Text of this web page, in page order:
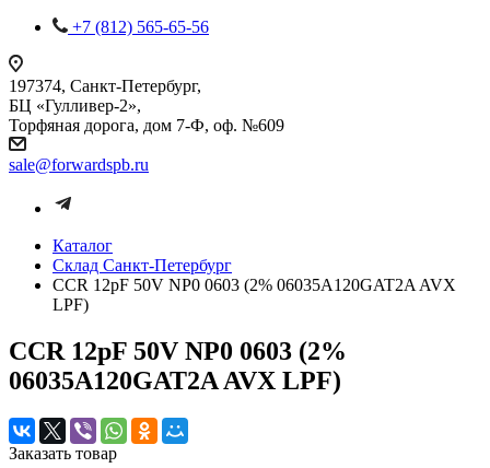
+7 (812) 565-65-56
197374, Санкт-Петербург,
БЦ «Гулливер-2»,
Торфяная дорога, дом 7-Ф, оф. №609
sale@forwardspb.ru
Каталог
Cклад Санкт-Петербург
CCR 12pF 50V NP0 0603 (2% 06035A120GAT2A AVX
LPF)
CCR 12pF 50V NP0 0603 (2%
06035A120GAT2A AVX LPF)
Заказать товар